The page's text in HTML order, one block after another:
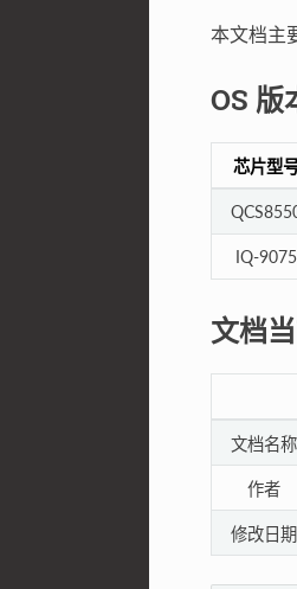
本文档主
OS 版
芯片型
IQ-9075
文档
文档名称
作者
修改日期